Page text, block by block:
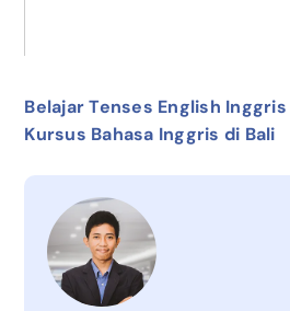
Belajar Tenses English Inggris
Kursus Bahasa Inggris di Bali